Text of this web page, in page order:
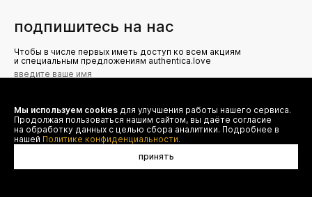
подпишитесь на нас
Чтобы в числе первых иметь доступ ко всем акциям
и специальным предложениям authentica.love
Я даю согласие на сбор, обработку и хранение моих
персональных данных (имя, email, телефон) для получения
рекламных и информационных рассылок от ООО 'БТ
Юнайтед', а также ознакомлен(а) с
Политикой конфиденциальности
Мы используем cookies для улучшения работы нашего сервиса.
Продолжая пользоваться нашим сайтом, вы даёте согласие
на обработку данных с целью сбора аналитики. Подробнее в
нашей Политике конфиденциальности.
принять